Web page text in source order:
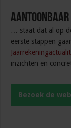
… staat dat al op
eerste stappen
inzichten en
Bezoek de